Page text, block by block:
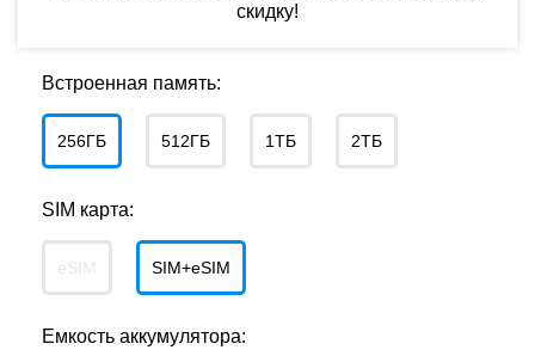
скидку!
Встроенная память:
256ГБ 512ГБ 1ТБ 2ТБ
SIM карта:
eSIM SIM+eSIM
Емкость аккумулятора: